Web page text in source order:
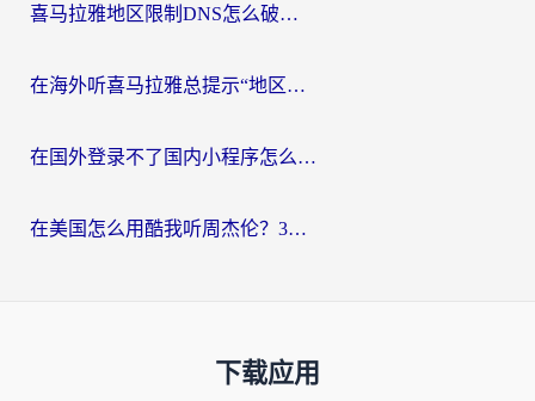
喜马拉雅地区限制DNS怎么破？海外党听国内音乐听书的终极解决方案
在海外听喜马拉雅总提示“地区限制”？3步轻松解除+听国内音乐全攻略
在国外登录不了国内小程序怎么办？选对回国加速器，轻松解锁国内资源
在美国怎么用酷我听周杰伦？3步搞定海外听歌难题
下载应用